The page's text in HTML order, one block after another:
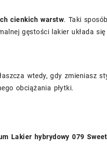
cienkich warstw. Taki
gęstości lakier układa
wtedy, gdy zmieniasz
obciążania płytki.
Lakier hybrydowy 079